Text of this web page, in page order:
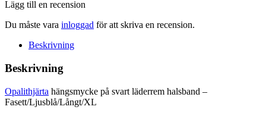
Lägg till en recension
Du måste vara inloggad för att skriva en recension.
Beskrivning
Beskrivning
Opalithjärta hängsmycke på svart läderrem halsband –
Fasett/Ljusblå/Långt/XL